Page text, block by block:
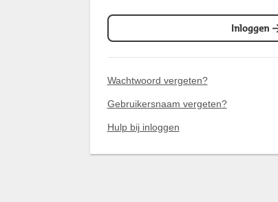
Inloggen
Wachtwoord vergeten?
Gebruikersnaam vergeten?
Hulp bij inloggen